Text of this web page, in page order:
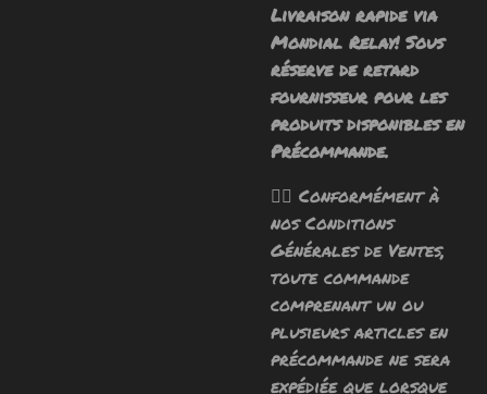
Livraison rapide via
Mondial Relay! Sous
réserve de retard
fournisseur pour les
produits disponibles en
Précommande.
🧙‍♂️ Conformément à
nos Conditions
Générales de Ventes,
toute commande
comprenant un ou
plusieurs articles en
précommande ne sera
expédiée que lorsque